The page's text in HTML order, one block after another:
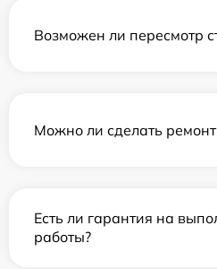
Возможен ли пересмотр
Можно ли сделать
Есть ли гарантия на
работы?